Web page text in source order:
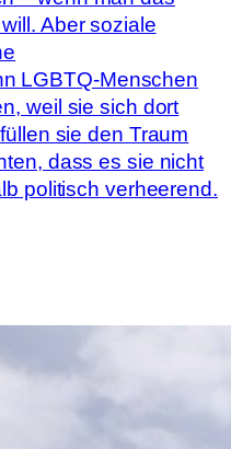
Aber soziale
LGBTQ-Menschen
weil sie sich dort
sie den Traum
dass es sie nicht
politisch verheerend.